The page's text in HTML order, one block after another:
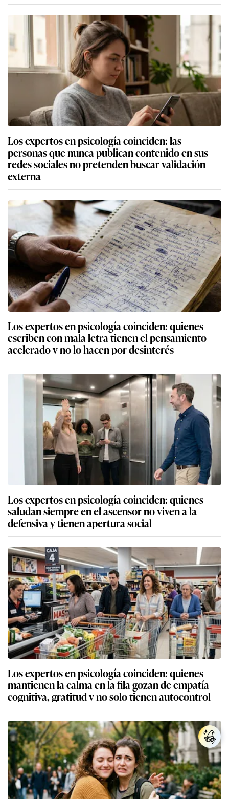
Los expertos en psicología coinciden: las
personas que nunca publican contenido en sus
redes sociales no pretenden buscar validación
externa
Los expertos en psicología coinciden: quienes
escriben con mala letra tienen el pensamiento
acelerado y no lo hacen por desinterés
Los expertos en psicología coinciden: quienes
saludan siempre en el ascensor no viven a la
defensiva y tienen apertura social
Los expertos en psicología coinciden: quienes
mantienen la calma en la fila gozan de empatía
cognitiva, gratitud y no solo tienen autocontrol